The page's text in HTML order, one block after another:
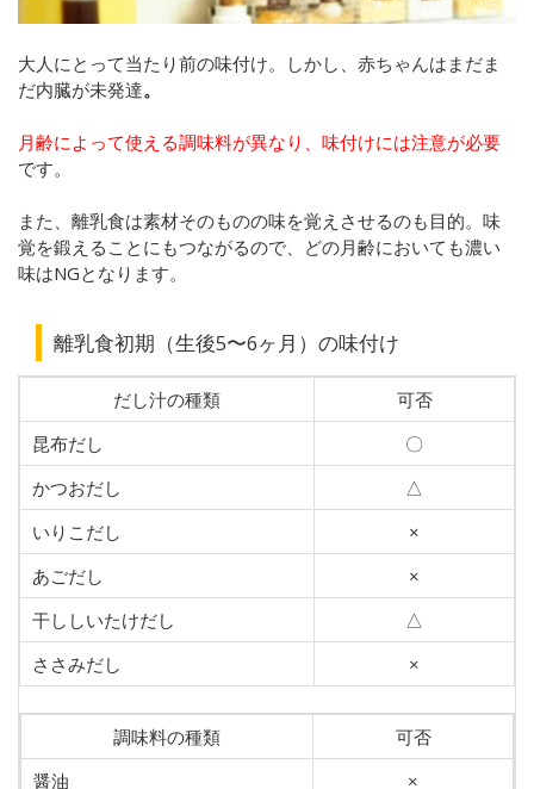
大人にとって当たり前の味付け。しかし、赤ちゃんはまだま
だ内臓が未発達。
月齢によって使える調味料が異なり、味付けには注意が必要
です。
また、離乳食は素材そのものの味を覚えさせるのも目的。味
覚を鍛えることにもつながるので、どの月齢においても濃い
味はNGとなります。
離乳食初期（生後5〜6ヶ月）の味付け
だし汁の種類
可否
昆布だし
〇
かつおだし
△
いりこだし
×
あごだし
×
干ししいたけだし
△
ささみだし
×
調味料の種類
可否
醤油
×